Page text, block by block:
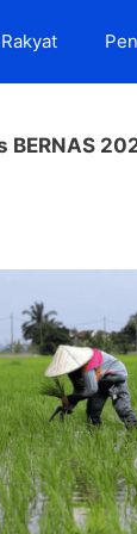
BERNAS